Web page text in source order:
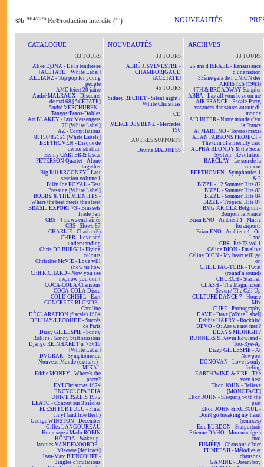
©b 2014/2026 Re℗roduction interdite (ici) NOUVEAUTÉS
CATALOGUE
33 TOURS
Alice DONA - De la tendresse
[ACÉTATE + White Label]
ALLIANZ - Top pop for young
people
AMC feiert 20 jahre
André MALRAUX - Discours
de mai 68 [ACÉTATE]
André VERCHUREN -
Tangos/Pasos-Dobles
Art BLAKEY - Jazz Messengers
70 [White Label]
AZ - Compilations
85150/85151 [White Labels]
BEETHOVEN - Disque de
démonstration
Benny CARTER & Oscar
PETERSON Quartet - Alone
together
Big Bill BROONZY - Last
session volume 1
Billy Joe ROYAL - Test
Pressing [White Label]
BOBBY & THE MIDNITES -
Where the beat meets the street
BRASIL EXPORT 73 - Brussels
Trade Fair
CBS - 4 slows enchaînés
CBS - Slows 87
CHARLIE - Charlie (5)
CHER - Love and
understanding
Chris DE BURGH - Flying
colours
Christine McVIE - Love will
show us how
Cliff RICHARD - Now you see
me, now you don't
COCA-COLA Chansons
COCA-COLA Disco
COLD CHISEL - East
CONCRETE BLONDE -
Caroline
DÉCLARATION (fiscale) 1964
DELHAY/LECOUDE - Succès
de Paris
Dizzy GILLESPIE - Sonny
Rollins / Sonny Stitt sessions
Django REINHARDT n°73610
[White Label]
DVORAK - Symphonie du
Nouveau Monde (extraits) -
MIKAL
Eddie MONEY - Where's the
party?
EMI Christmas 1974
ENCYCLOPAEDIA
UNIVERSALIS 1972
ERATO - Concert sur 3 siècles
FLESH FOR LULU - Final
vinyl (and live flesh)
George WINSTON - December
Gilles LANGOUREAU
Hommage à Mado ROBIN
HONDA - Wake up!
Jacques VANDEVOORDE -
Miserere [dédicacé]
Jean-Marc BIENCOURT -
Jingles d'imitations
NOUVEAUTÉS
33 TOURS
ABBÉ J. SYLVESTRE -
CHAMBORIGAUD
[ACÉTATE]
45 TOURS
Sidney BECHET - Silent night /
White Christmas
CD
MERCEDES BENZ - Mercedes
190
AUTRES SUPPORTS
Divine MADNESS
ARCHIVES
33 TOURS
25 ans d'ISRAËL - Renaissance
d'une nation
33ème gala de l'UNION des
ARTISTES (1963)
4TH & BROADWAY Sampler
ABBA - Lay all your love on me
AIR FRANCE - Escale-Party,
vacances dansantes autour du
monde
AIR INTER - Notre monde c'est
la France
Al MARTINO - Torero (maxi)
ALAN PARSONS PROJECT -
The turn of a friendly card
ALPHA BLONDY & the Solar
System - Révolution
BARCLAY - Le son de la
rumeur
BEETHOVEN - Symphonies 1
& 2
BIZZL - 12 Sommer Hits 82
BIZZL - Sommer Hits 83
BIZZL - Sommer Hits 84
BIZZL - Tropical Hits 87
BMG ARIOLA Belgium -
Bonjour la France
Brian ENO - Ambient 1 - Music
for airports
Brian ENO - Ambient 4 - On
Land
CBS - Été 73 vol.1
Céline DION - I'm alive
Céline DION - My heart will go
on
CHILL FAC-TORR - Twist
(round'n'round)
CHURCH - Starfish
CLASH - The Magnificent
Seven / The Call Up
CULTURE DANCE 7 - House
Mix
CURE - Pornography
DAVE - Dave [White Label]
Debbie HARRY - Rockbird
DEVO - Q: Are we not men?
DEXYS MIDNIGHT
RUNNERS & Kevin Rowland -
Too-Rye-Ay
Dizzy GILLESPIE - At
Newport
DONOVAN - Love is only
feeling
EARTH WIND & FIRE - The
very best
Elton JOHN - Believe
[MONOFACE]
Elton JOHN - Sleeping with the
past
Elton JOHN & RUPAUL -
Don't go breaking my heart
(remixes)
Eric BURDON - Starportrait
Etienne DAHO - Mon manège à
moi
FUMÉES - Chansons d'hier
FUMÉES II - Mélodies et
chansons
GAMINE - Dream boy